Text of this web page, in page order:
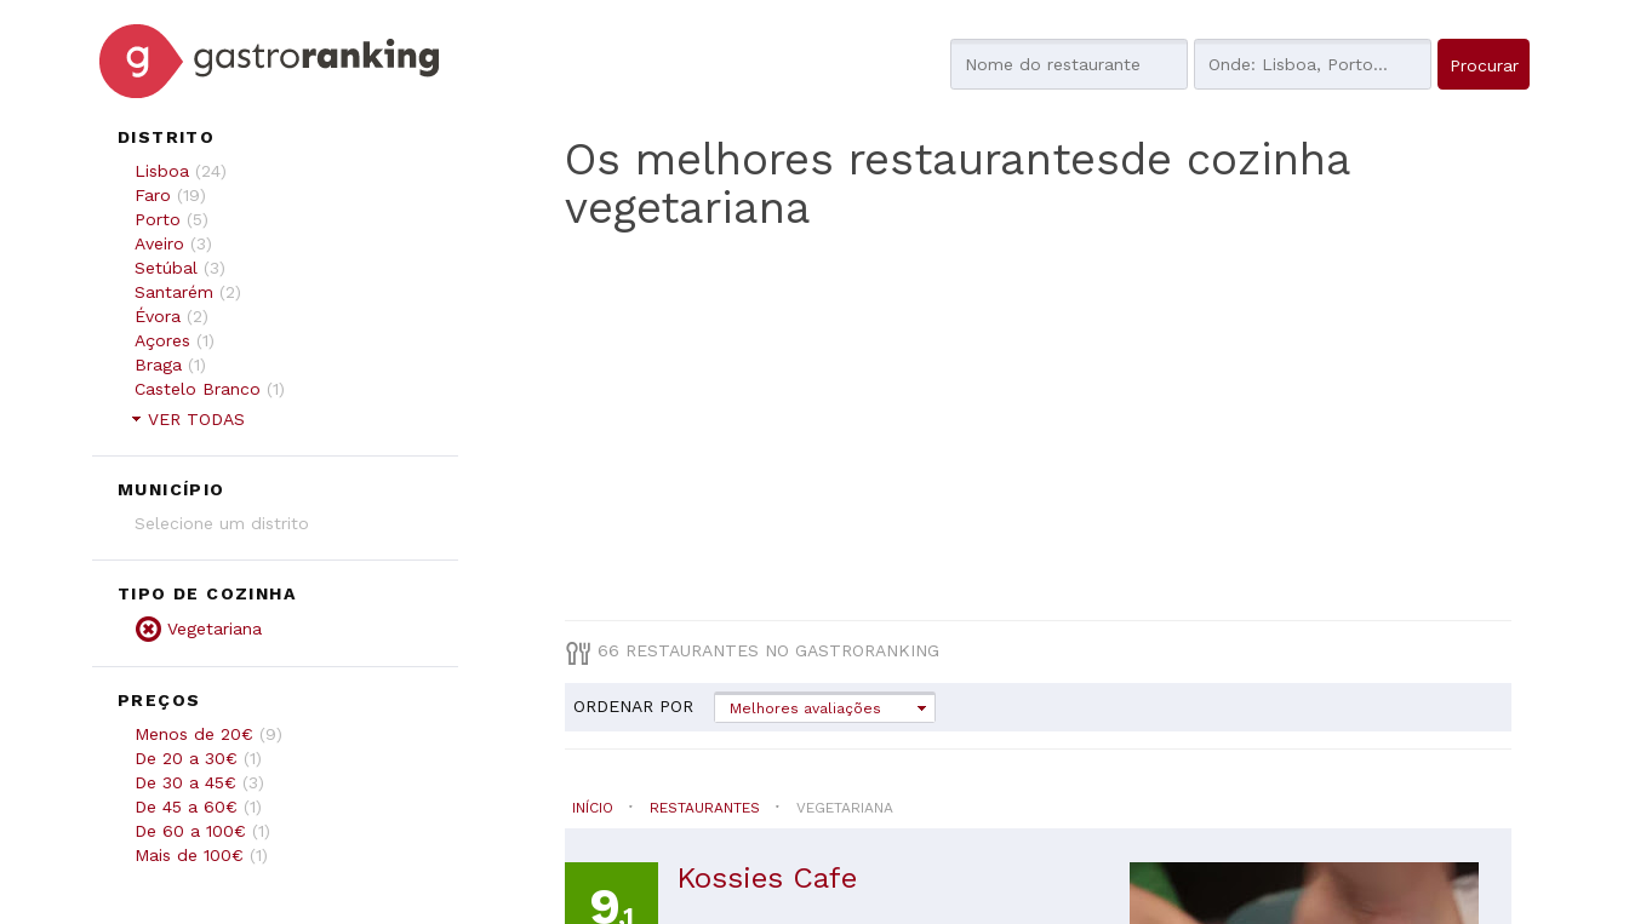
DISTRITO
Lisboa (24)
Faro (19)
Porto (5)
Aveiro (3)
Setúbal (3)
Santarém (2)
Évora (2)
Açores (1)
Braga (1)
Castelo Branco (1)
VER TODAS
MUNICÍPIO
Selecione um distrito
TIPO DE COZINHA
Vegetariana
PREÇOS
Menos de 20€ (9)
De 20 a 30€ (1)
De 30 a 45€ (3)
De 45 a 60€ (1)
De 60 a 100€ (1)
Mais de 100€ (1)
Os melhores restaurantesde cozinha
vegetariana
66 RESTAURANTES NO GASTRORANKING
ORDENAR POR Melhores avaliações
INÍCIO RESTAURANTES VEGETARIANA
9,1
Kossies Cafe